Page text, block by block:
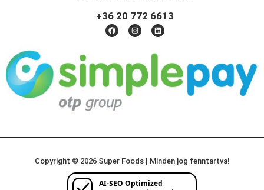
+36 20 772 6613
Copyright © 2026 Super Foods | Minden jog fenntartva!
AI-SEO Optimized